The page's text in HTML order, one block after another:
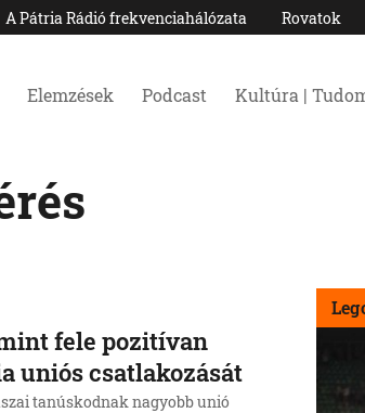
A Pátria Rádió frekvenciahálózata Rovatok
Elemzések Podcast Kultúra |
fele pozitívan
uniós csatlakozását
tanúskodnak nagyobb unió